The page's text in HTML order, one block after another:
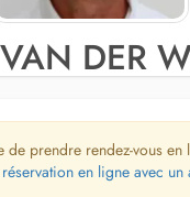
DER
de prendre rendez-vous
réservation en ligne avec